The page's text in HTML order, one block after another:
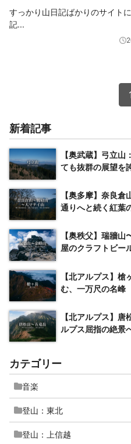
すっかり山日記ばかりのサイト
記...
新着記事
【奥武蔵】弓立
ても抜群の展望を
【奥多摩】奈良
通りへと続く紅葉
【奥秩父】瑞牆
屋のクラフトビー
【北アルプス】
む、一万尺の名峰
【北アルプス】
ルプス屈指の絶景
カテゴリー
音楽
登山：東北
登山：上信越